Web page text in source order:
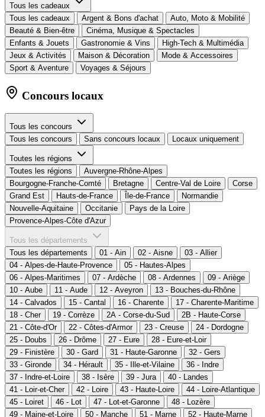
Tous les cadeaux
Tous les cadeaux
Argent & Bons d'achat
Auto, Moto & Mobilité
Beauté & Bien-être
Cinéma, Musique & Spectacles
Enfants & Jouets
Gastronomie & Vins
High-Tech & Multimédia
Jeux & Activités
Maison & Décoration
Mode & Accessoires
Sport & Aventure
Voyages & Séjours
Concours locaux
Tous les concours
Tous les concours
Sans concours locaux Locaux uniquement
Toutes les régions
Toutes les régions
Auvergne-Rhône-Alpes
Bourgogne-Franche-Comté
Bretagne Centre-Val de Loire
Corse
Grand Est
Hauts-de-France Île-de-France
Normandie
Nouvelle-Aquitaine
Occitanie
Pays de la Loire
Provence-Alpes-Côte d'Azur
Tous les départements
Tous les départements
01 - Ain 02 - Aisne
03 - Allier
04 - Alpes-de-Haute-Provence
05 - Hautes-Alpes
06 - Alpes-Maritimes
07 - Ardèche 08 - Ardennes
09 - Ariège
10 - Aube
11 - Aude 12 - Aveyron
13 - Bouches-du-Rhône
14 - Calvados
15 - Cantal 16 - Charente
17 - Charente-Maritime
18 - Cher
19 - Corrèze 2A - Corse-du-Sud
2B - Haute-Corse
21 - Côte-d'Or
22 - Côtes-d'Armor 23 - Creuse
24 - Dordogne
25 - Doubs
26 - Drôme 27 - Eure
28 - Eure-et-Loir
29 - Finistère
30 - Gard 31 - Haute-Garonne
32 - Gers
33 - Gironde
34 - Hérault 35 - Ille-et-Vilaine
36 - Indre
37 - Indre-et-Loire
38 - Isère 39 - Jura
40 - Landes
41 - Loir-et-Cher
42 - Loire 43 - Haute-Loire
44 - Loire-Atlantique
45 - Loiret
46 - Lot 47 - Lot-et-Garonne
48 - Lozère
49 - Maine-et-Loire
50 - Manche 51 - Marne
52 - Haute-Marne